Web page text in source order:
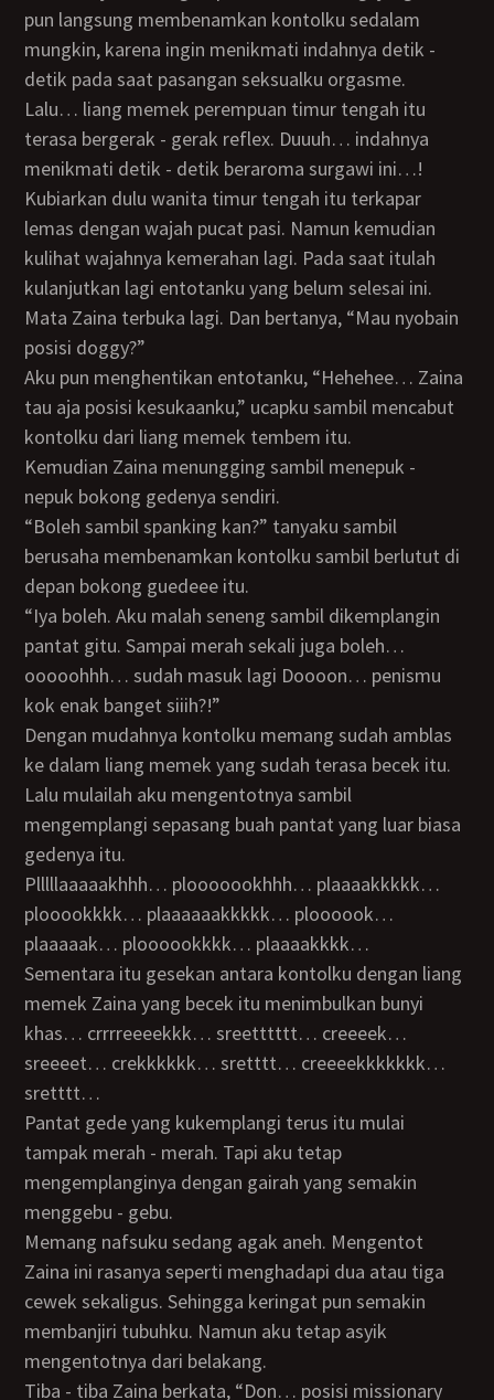
pun langsung membenamkan kontolku sedalam
mungkin, karena ingin menikmati indahnya detik -
detik pada saat pasangan seksualku orgasme.
Lalu… liang memek perempuan timur tengah itu
terasa bergerak - gerak reflex. Duuuh… indahnya
menikmati detik - detik beraroma surgawi ini…!
Kubiarkan dulu wanita timur tengah itu terkapar
lemas dengan wajah pucat pasi. Namun kemudian
kulihat wajahnya kemerahan lagi. Pada saat itulah
kulanjutkan lagi entotanku yang belum selesai ini.
Mata Zaina terbuka lagi. Dan bertanya, “Mau nyobain
posisi doggy?”
Aku pun menghentikan entotanku, “Hehehee… Zaina
tau aja posisi kesukaanku,” ucapku sambil mencabut
kontolku dari liang memek tembem itu.
Kemudian Zaina menungging sambil menepuk -
nepuk bokong gedenya sendiri.
“Boleh sambil spanking kan?” tanyaku sambil
berusaha membenamkan kontolku sambil berlutut di
depan bokong guedeee itu.
“Iya boleh. Aku malah seneng sambil dikemplangin
pantat gitu. Sampai merah sekali juga boleh…
ooooohhh… sudah masuk lagi Doooon… penismu
kok enak banget siiih?!”
Dengan mudahnya kontolku memang sudah amblas
ke dalam liang memek yang sudah terasa becek itu.
Lalu mulailah aku mengentotnya sambil
mengemplangi sepasang buah pantat yang luar biasa
gedenya itu.
Plllllaaaaakhhh… plooooookhhh… plaaaakkkkk…
plooookkkk… plaaaaaakkkkk… ploooook…
plaaaaak… ploooookkkk… plaaaakkkk…
Sementara itu gesekan antara kontolku dengan liang
memek Zaina yang becek itu menimbulkan bunyi
khas… crrrreeeekkk… sreetttttt… creeeek…
sreeeet… crekkkkkk… sretttt… creeeekkkkkkk…
sretttt…
Pantat gede yang kukemplangi terus itu mulai
tampak merah - merah. Tapi aku tetap
mengemplanginya dengan gairah yang semakin
menggebu - gebu.
Memang nafsuku sedang agak aneh. Mengentot
Zaina ini rasanya seperti menghadapi dua atau tiga
cewek sekaligus. Sehingga keringat pun semakin
membanjiri tubuhku. Namun aku tetap asyik
mengentotnya dari belakang.
Tiba - tiba Zaina berkata, “Don… posisi missionary